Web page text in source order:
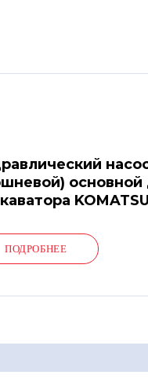
основной
ПОДРОБНЕЕ